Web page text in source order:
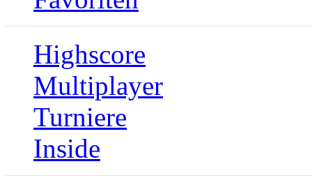
Highscore
Multiplayer
Turniere
Inside